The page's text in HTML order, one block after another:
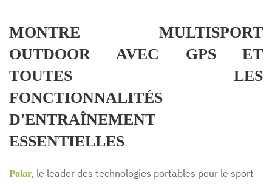
MONTRE MULTISPORT
OUTDOOR AVEC GPS ET
TOUTES LES
FONCTIONNALITÉS
D'ENTRAÎNEMENT
ESSENTIELLES
Polar, le leader des technologies portables pour le sport